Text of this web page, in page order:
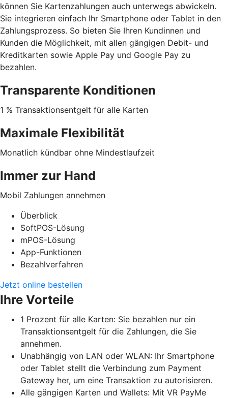
können Sie Kartenzahlungen auch unterwegs abwickeln.
Sie integrieren einfach Ihr Smartphone oder Tablet in den
Zahlungsprozess. So bieten Sie Ihren Kundinnen und
Kunden die Möglichkeit, mit allen gängigen Debit- und
Kreditkarten sowie Apple Pay und Google Pay zu
bezahlen.
Transparente Konditionen
1 % Transaktionsentgelt für alle Karten
Maximale Flexibilität
Monatlich kündbar ohne Mindestlaufzeit
Immer zur Hand
Mobil Zahlungen annehmen
Überblick
SoftPOS-Lösung
mPOS-Lösung
App-Funktionen
Bezahlverfahren
Jetzt online bestellen
Ihre Vorteile
1 Prozent für alle Karten: Sie bezahlen nur ein
Transaktionsentgelt für die Zahlungen, die Sie
annehmen.
Unabhängig von LAN oder WLAN: Ihr Smartphone
oder Tablet stellt die Verbindung zum Payment
Gateway her, um eine Transaktion zu autorisieren.
Alle gängigen Karten und Wallets: Mit VR PayMe